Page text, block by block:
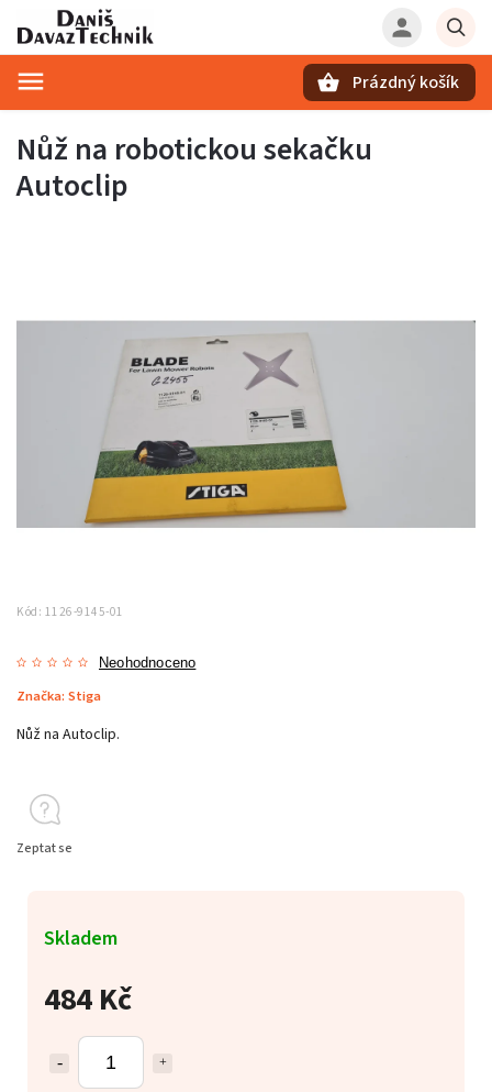
Prázdný košík
Nůž na robotickou sekačku
Autoclip
Kód: 1126-9145-01
Neohodnoceno
Značka: Stiga
484 Kč
Skladem
Nůž na Autoclip.
Zeptat se